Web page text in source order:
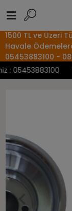
1500 TL ve Üzeri
Havale
05453883100 -
05453883100